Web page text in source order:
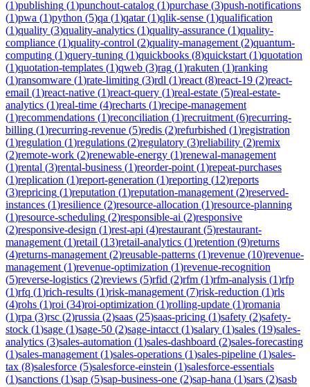
(1)publishing (1)punchout-catalog (1)purchase (3)push-notifications
(1)pwa (1)python (5)qa (1)qatar(1)qlik-sense (1)qualification
(1)quality (3)quality-analytics (1)quality-assurance (1)quality-
compliance (1)quality-control (2)quality-management (2)quantum-
computing (1)query-tuning (1)quickbooks (8)quickstart (1)quotation
(1)quotation-templates (1)qweb (3)rag (1)rakuten (1)ranking
(1)ransomware (1)rate-limiting (3)rdl (1)react (8)react-19 (2)react-
email (1)react-native (1)react-query (1)real-estate (5)real-estate-
analytics (1)real-time (4)recharts (1)recipe-management
(1)recommendations (1)reconciliation (1)recruitment (6)recurring-
billing (1)recurring-revenue (5)redis (2)refurbished (1)registration
(1)regulation (1)regulations (2)regulatory (3)reliability (2)remix
(2)remote-work (2)renewable-energy (1)renewal-management
(1)rental (3)rental-business (1)reorder-point (1)repeat-purchases
(1)replication (1)report-generation (1)reporting (12)reports
(3)repricing (1)reputation (1)reputation-management (2)reserved-
instances (1)resilience (2)resource-allocation (1)resource-planning
(1)resource-scheduling (2)responsible-ai (2)responsive
(2)responsive-design (1)rest-api (4)restaurant (5)restaurant-
management (1)retail (13)retail-analytics (1)retention (9)returns
(4)returns-management (2)reusable-patterns (1)revenue (10)revenue-
management (1)revenue-optimization (1)revenue-recognition
(5)reverse-logistics (2)reviews (5)rfid (2)rfm (1)rfm-analysis (1)rfp
(1)rfq (1)rich-results (1)risk-management (7)risk-reduction (1)rls
(4)rohs (1)roi (34)roi-optimization (1)rolling-update (1)romania
(1)rpa (3)rsc (2)russia (2)saas (25)saas-pricing (1)safety (2)safety-
stock (1)sage (1)sage-50 (2)sage-intacct (1)salary (1)sales (19)sales-
analytics (3)sales-automation (1)sales-dashboard (2)sales-forecasting
(1)sales-management (1)sales-operations (1)sales-pipeline (1)sales-
tax (8)salesforce (5)salesforce-einstein (1)salesforce-essentials
(1)sanctions (1)sap (5)sap-business-one (2)sap-hana (1)sars (2)sasb